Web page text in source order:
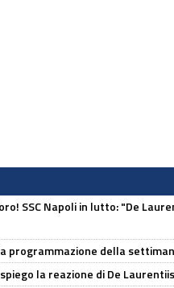
SSC Napoli in lutto: "De
programmazione della
la reazione di De